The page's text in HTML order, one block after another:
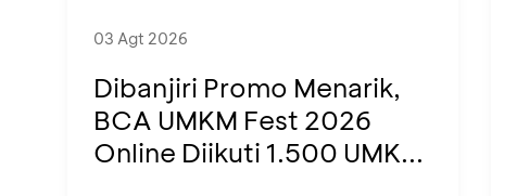
03 Agt 2026
Dibanjiri Promo Menarik,
BCA UMKM Fest 2026
Online Diikuti 1.500 UMK...